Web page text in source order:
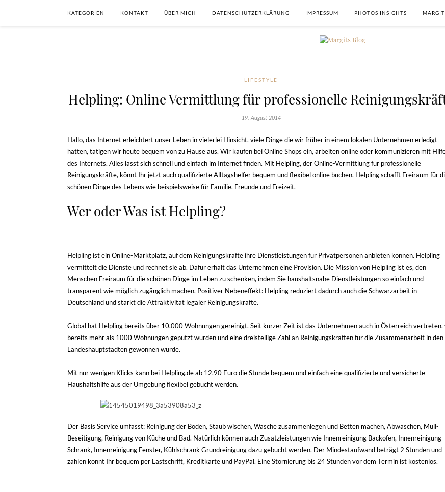
KATEGORIEN KONTAKT ÜBER MICH DATENSCHUTZERKLÄRUNG IMPRESSUM PHOTOS INSIGHTS
LIFESTYLE
Helpling: Online Vermittlung für professionelle
19. August 2014
Hallo, das Internet erleichtert unser Leben in vielerlei Hinsicht, viele Dinge die wir früher in einem lokalen Unternehmen erledigt
hätten, tätigen wir heute bequem von zu Hause aus. Wir kaufen bei Online Shops ein, arbeiten online oder kommunizieren mit
des Internets. Alles lässt sich schnell und einfach im Internet finden. Mit Helpling, der Online-Vermittlung für professionelle
Reinigungskräfte, könnt Ihr jetzt auch qualifizierte Alltagshelfer bequem und flexibel online buchen. Helpling schafft Freiraum für
schönen Dinge des Lebens wie beispielsweise für Familie, Freunde und Freizeit.
Wer oder Was ist Helpling?
Helpling ist ein Online-Marktplatz, auf dem Reinigungskräfte ihre Dienstleistungen für Privatpersonen anbieten können. Helpling
vermittelt die Dienste und rechnet sie ab. Dafür erhält das Unternehmen eine Provision. Die Mission von Helpling ist es, den
Menschen Freiraum für die schönen Dinge im Leben zu schenken, indem Sie haushaltsnahe Dienstleistungen so einfach und
transparent wie möglich zugänglich machen. Positiver Nebeneffekt: Helpling reduziert dadurch auch die Schwarzarbeit in
Deutschland und stärkt die Attraktivität legaler Reinigungskräfte.
Global hat Helpling bereits über 10.000 Wohnungen gereinigt. Seit kurzer Zeit ist das Unternehmen auch in Österreich vertreten,
bereits mehr als 1000 Wohnungen geputzt wurden und eine dreistellige Zahl an Reinigungskräften für die Zusammenarbeit in den
Landeshauptstädten gewonnen wurde.
Mit nur wenigen Klicks kann bei Helpling.de ab 12,90 Euro die Stunde bequem und einfach eine qualifizierte und versicherte
Haushaltshilfe aus der Umgebung flexibel gebucht werden.
Der Basis Service umfasst: Reinigung der Böden, Staub wischen, Wäsche zusammenlegen und Betten machen, Abwaschen, Müll-
Beseitigung, Reinigung von Küche und Bad. Natürlich können auch Zusatzleistungen wie Innenreinigung Backofen, Innenreinigung
Schrank, Innenreinigung Fenster, Kühlschrank Grundreinigung dazu gebucht werden. Der Mindestaufwand beträgt 2 Stunden und
zahlen könnt Ihr bequem per Lastschrift, Kreditkarte und PayPal. Eine Stornierung bis 24 Stunden vor dem Termin ist kostenlos.